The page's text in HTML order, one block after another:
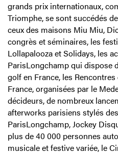
grands prix internationaux,
Triomphe, se sont succédés
ceux des maisons Miu Miu,
congrès et séminaires, les
Lollapalooza et Solidays, les
ParisLongchamp qui dispose
golf en France, les
France, organisées par le
décideurs, de nombreux
afterworks parisiens stylés
ParisLongchamp, Jockey
plus de 40 000 personnes
musicale et festive variée, le